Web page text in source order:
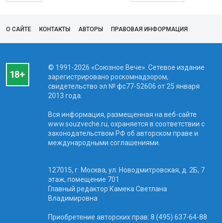
О САЙТЕ КОНТАКТЫ АВТОРЫ ПРАВОВАЯ ИНФОРМАЦИЯ
© 1991-2026 «Союзное Вече». Сетевое издание
зарегистрировано роскомнадзором,
свидетельство эл № фc77-52606 от 25 января
2013 года.
Вся информация, размещенная на веб-сайте
www.souzveche.ru, охраняется в соответствии с
законодательством РФ об авторском праве и
международными соглашениями.
127015, г. Москва, ул. Новодмитровская, д. 2Б, 7
этаж, помещение 701
Главный редактор Камека Светлана
Владимировна
Приобретение авторских прав: 8 (495) 637-64-88